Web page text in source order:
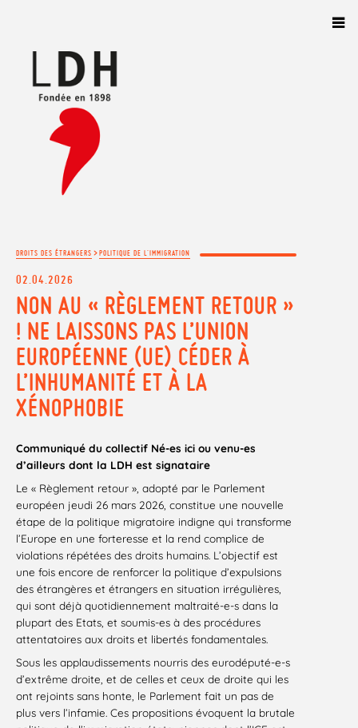
DROITS DES ÉTRANGERS >POLITIQUE DE L'IMMIGRATION
02.04.2026
NON AU « RÈGLEMENT RETOUR »
! NE LAISSONS PAS L’UNION
EUROPÉENNE (UE) CÉDER À
L’INHUMANITÉ ET À LA
XÉNOPHOBIE
Communiqué du collectif Né-es ici ou venu-es
d’ailleurs dont la LDH est signataire
Le « Règlement retour », adopté par le Parlement
européen jeudi 26 mars 2026, constitue une nouvelle
étape de la politique migratoire indigne qui transforme
l’Europe en une forteresse et la rend complice de
violations répétées des droits humains. L’objectif est
une fois encore de renforcer la politique d’expulsions
des étrangères et étrangers en situation irrégulières,
qui sont déjà quotidiennement maltraité-e-s dans la
plupart des Etats, et soumis-es à des procédures
attentatoires aux droits et libertés fondamentales.
Sous les applaudissements nourris des eurodéputé-e-s
d’extrême droite, et de celles et ceux de droite qui les
ont rejoints sans honte, le Parlement fait un pas de
plus vers l’infamie. Ces propositions évoquent la brutale